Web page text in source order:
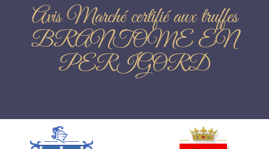
Avis Marché certifié aux truffes
BRANTOME EN
PERIGORD